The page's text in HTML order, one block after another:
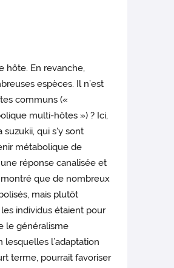
hôte. En revanche,
espèces. Il n’est
communs («
multi-hôtes ») ? Ici,
qui s'y sont
métabolique de
réponse canalisée et
que de nombreux
mais plutôt
individus étaient pour
le généralisme
l’adaptation
terme, pourrait favoriser